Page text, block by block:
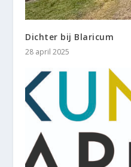
Dichter bij Blaricum
28 april 2025